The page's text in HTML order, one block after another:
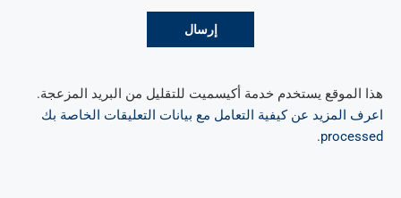
هذا الموقع يستخدم خدمة أكيسميت للتقليل من البريد المزعجة.
اعرف المزيد عن كيفية التعامل مع بيانات التعليقات الخاصة بك
processed
.